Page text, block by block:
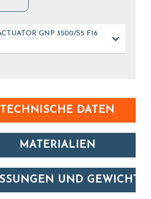
GNP 3500/S5 F16
TECHNISCHE DATEN
MATERIALIEN
UND GEWICHTE